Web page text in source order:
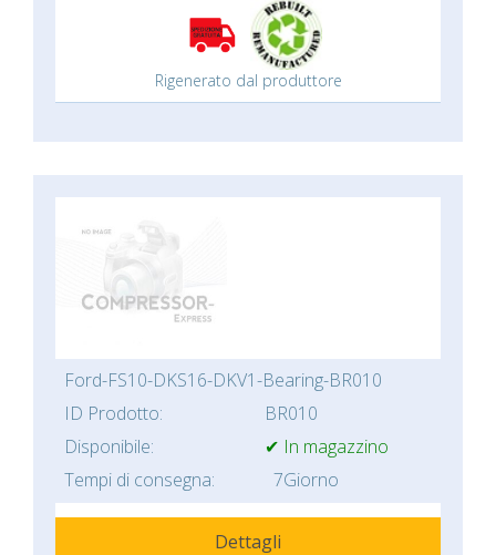
Rigenerato dal produttore
Ford-FS10-DKS16-DKV1-Bearing-BR010
ID Prodotto:
BR010
Disponibile:
✔ In magazzino
Tempi di consegna:
7Giorno
Dettagli